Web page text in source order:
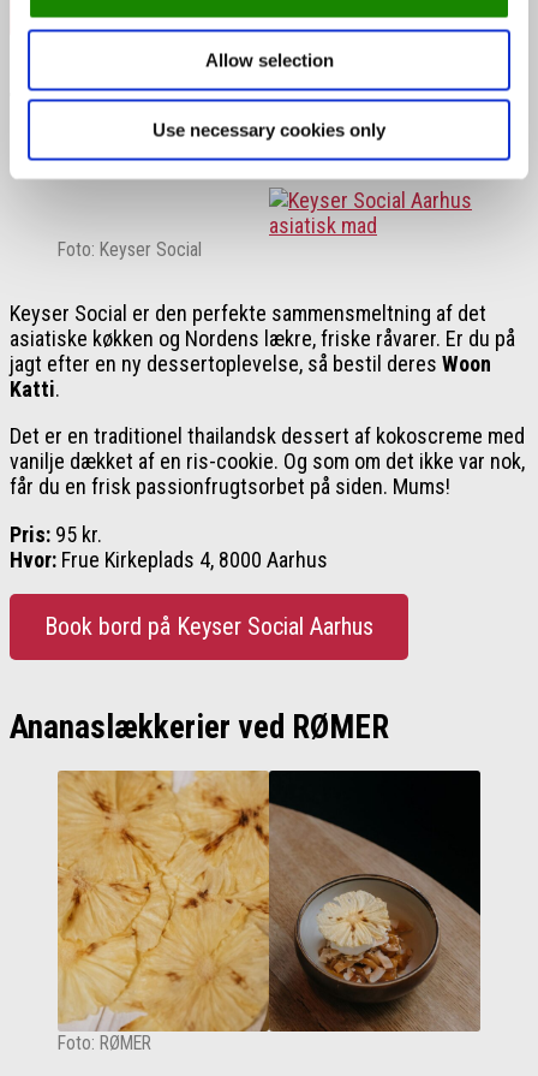
Allow selection
Use necessary cookies only
Thailandsk kokosdrøm ved Keyser
Social Aarhus
Foto: Keyser Social
Keyser Social er den perfekte sammensmeltning af det
asiatiske køkken og Nordens lækre, friske råvarer. Er du på
jagt efter en ny dessertoplevelse, så bestil deres Woon
Katti.
Det er en traditionel thailandsk dessert af kokoscreme med
vanilje dækket af en ris-cookie. Og som om det ikke var nok,
får du en frisk passionfrugtsorbet på siden. Mums!
Pris: 95 kr.
Hvor: Frue Kirkeplads 4, 8000 Aarhus
Book bord på Keyser Social Aarhus
Ananaslækkerier ved RØMER
Foto: RØMER